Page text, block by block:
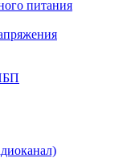
питания